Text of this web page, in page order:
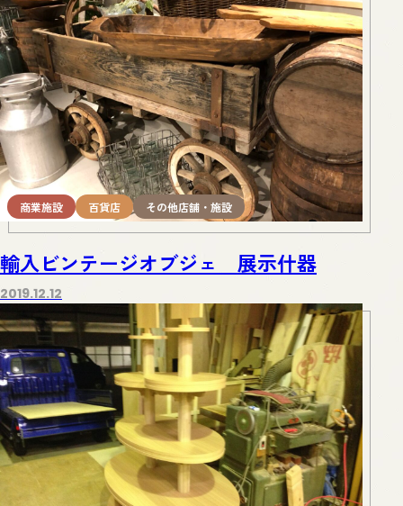
商業施設 百貨店 その他店舗・施設
輸入ビンテージオブジェ 展示什器
2019.12.12